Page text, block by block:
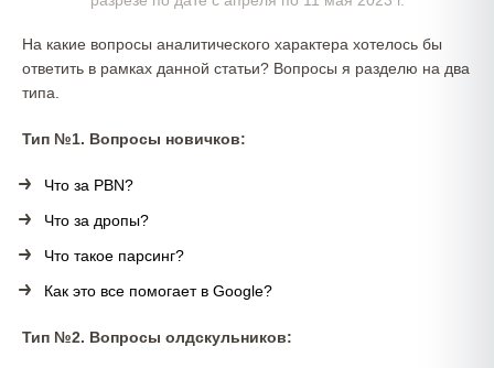
На какие вопросы аналитического характера хотелось бы
ответить в рамках данной статьи? Вопросы я разделю на два
типа.
Тип №1. Вопросы новичков:
Что за PBN?
Что за дропы?
Что такое парсинг?
Как это все помогает в Google?
Тип №2. Вопросы олдскульников: